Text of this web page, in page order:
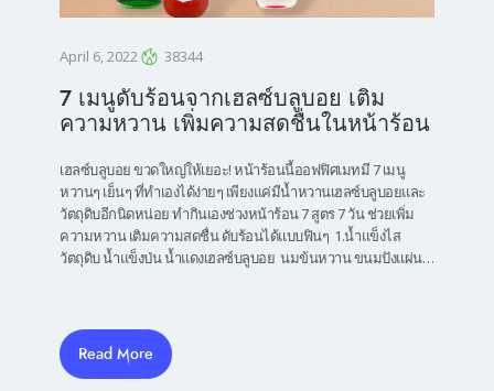
April 6, 2022 38344
7 เมนูดับร้อนจากเฮลซ์บลูบอย เติม
ความหวาน เพิ่มความสดชื่นในหน้าร้อน
เฮลซ์บลูบอย ขวดใหญ่ให้เยอะ! หน้าร้อนนี้ออฟฟิศเมทมี 7 เมนู
หวานๆ เย็นๆ ที่ทำเองได้ง่ายๆ เพียงแค่มีน้ำหวานเฮลซ์บลูบอยและ
วัตถุดิบอีกนิดหน่อย ทำกินเองช่วงหน้าร้อน 7 สูตร 7 วัน ช่วยเพิ่ม
ความหวาน เติมความสดชื่น ดับร้อนได้แบบฟินๆ 1.น้ำแข็งไส
วัตถุดิบ น้ำแข็งป่น น้ำแดงเฮลซ์บลูบอย นมข้นหวาน ขนมปังแผ่น…
Read More